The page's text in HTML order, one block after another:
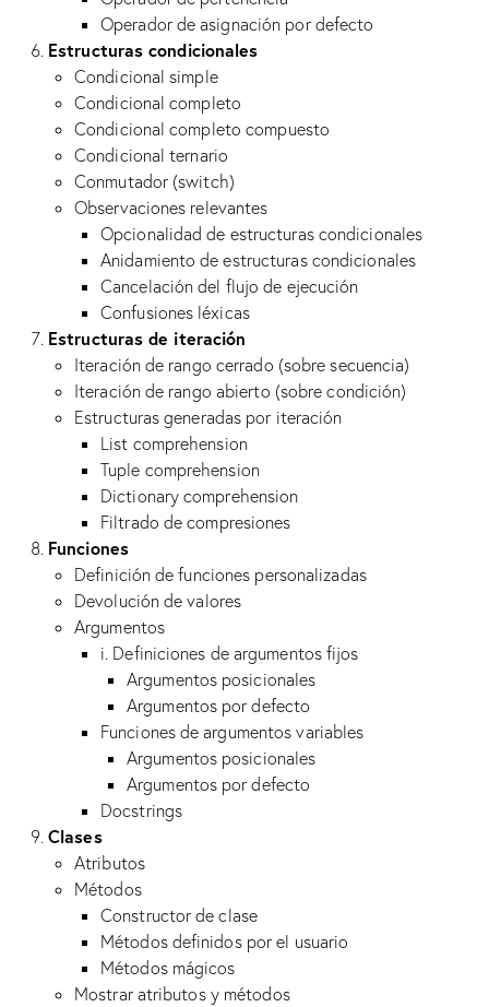
Operador de asignación por defecto
Estructuras condicionales
Condicional simple
Condicional completo
Condicional completo compuesto
Condicional ternario
Conmutador (switch)
Observaciones relevantes
Opcionalidad de estructuras condicionales
Anidamiento de estructuras condicionales
Cancelación del flujo de ejecución
Confusiones léxicas
Estructuras de iteración
Iteración de rango cerrado (sobre secuencia)
Iteración de rango abierto (sobre condición)
Estructuras generadas por iteración
List comprehension
Tuple comprehension
Dictionary comprehension
Filtrado de compresiones
Funciones
Definición de funciones personalizadas
Devolución de valores
Argumentos
i. Definiciones de argumentos fijos
Argumentos posicionales
Argumentos por defecto
Funciones de argumentos variables
Argumentos posicionales
Argumentos por defecto
Docstrings
Clases
Atributos
Métodos
Constructor de clase
Métodos definidos por el usuario
Métodos mágicos
Mostrar atributos y métodos